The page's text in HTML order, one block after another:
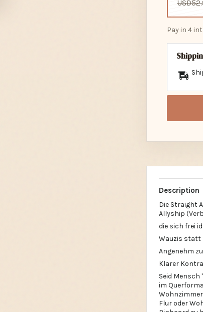
Pay in 4
Die Straight
die sich frei
Wauzis statt
Angenehm
Klarer
Seid Mensch
Flur oder
Pinboard zu
verbindet